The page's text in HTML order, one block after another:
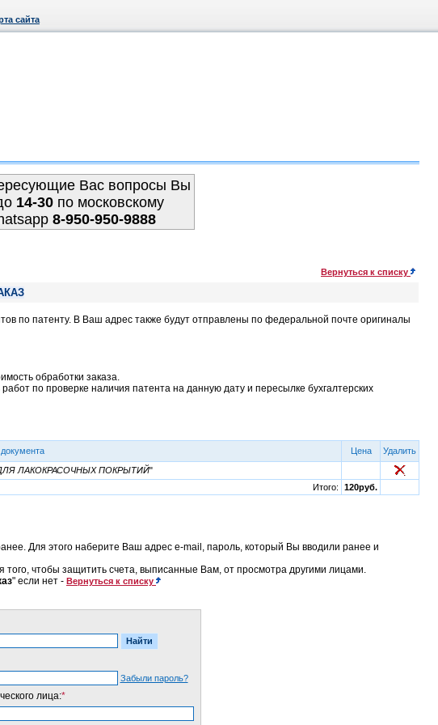
сайта
Вас вопросы Вы
14-30по московскому
8-950-950-9888
Вернуться к списку
по патенту. В Ваш адрес также будут отправлены по федеральной почте оригиналы
обработки заказа.
по проверке наличия патента на данную дату и пересылке бухгалтерских
Цена
Удалить
ЛАКОКРАСОЧНЫХ ПОКРЫТИЙ"
Итого:
120руб.
Для этого наберите Ваш адрес e-mail, пароль, который Вы вводили ранее и
чтобы защитить счета, выписанные Вам, от просмотра другими лицами.
" если нет - Вернуться к списку
Забыли пароль?
лица:*